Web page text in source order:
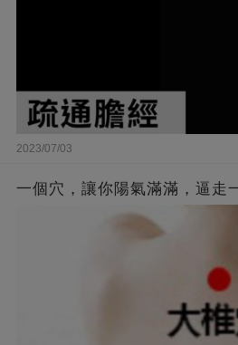
2023/07/03
一個穴，讓你陽氣滿滿，逼走